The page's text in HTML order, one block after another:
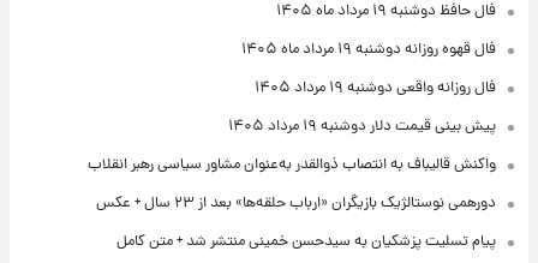
فال حافظ دوشنبه ۱۹ مرداد ماه ۱۴۰۵
فال قهوه روزانه دوشنبه ۱۹ مرداد ماه ۱۴۰۵
فال روزانه واقعی دوشنبه ۱۹ مرداد ۱۴۰۵
پیش‌ بینی قیمت دلار دوشنبه ۱۹ مرداد ۱۴۰۵
واکنش قالیباف به انتصاب ذوالقدر به‌عنوان مشاور سیاسی رهبر انقلاب
دورهمی نوستالژیک بازیگران «ارباب حلقه‌ها» بعد از ۲۳ سال + عکس
پیام تسلیت پزشکیان به سیدحسن خمینی منتشر شد + متن کامل